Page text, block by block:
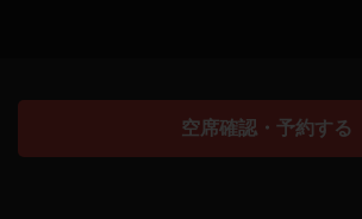
空席確認・予約する